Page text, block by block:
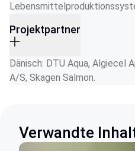
Projektpartner
Dänisch: DTU Aqua, Algiecel
A/S, Skagen Salmon.
Verwandte